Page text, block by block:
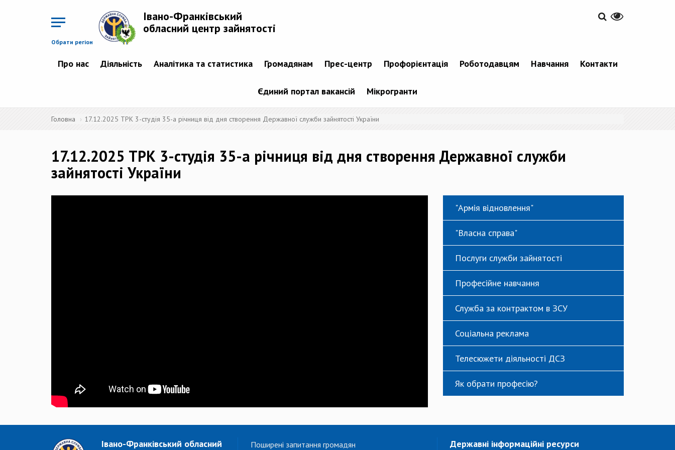
Обрати регіон
Івано-Франківський
обласний центр зайнятості
Про нас Діяльність Аналітика та статистика Громадянам Прес-центр Профорієнтація Роботодавцям Навчання Контакти
Єдиний портал вакансій Мікрогранти
Головна 17.12.2025 ТРК 3-студія 35-а річниця від дня створення Державної служби зайнятості України
17.12.2025 ТРК 3-студія 35-а річниця від дня створення Державної служби
зайнятості України
"Армія відновлення"
"Власна справа"
Послуги служби зайнятості
Професійне навчання
Служба за контрактом в ЗСУ
Соціальна реклама
Телесюжети діяльності ДСЗ
Як обрати професію?
Івано-Франківський обласний Поширені запитання громадян Державні інформаційні ресурси